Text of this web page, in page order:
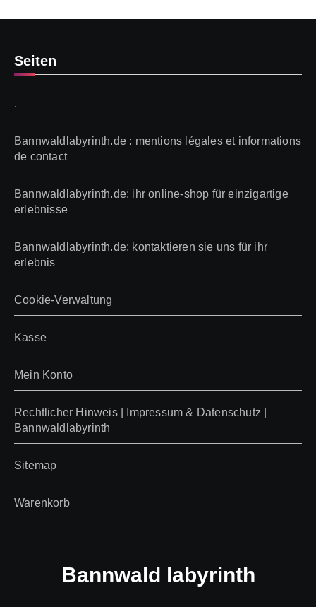
Seiten
.
Bannwaldlabyrinth.de : mentions légales et informations
de contact
Bannwaldlabyrinth.de: ihr online-shop für einzigartige
erlebnisse
Bannwaldlabyrinth.de: kontaktieren sie uns für ihr
erlebnis
Cookie-Verwaltung
Kasse
Mein Konto
Rechtlicher Hinweis | Impressum & Datenschutz |
Bannwaldlabyrinth
Sitemap
Warenkorb
Bannwald labyrinth